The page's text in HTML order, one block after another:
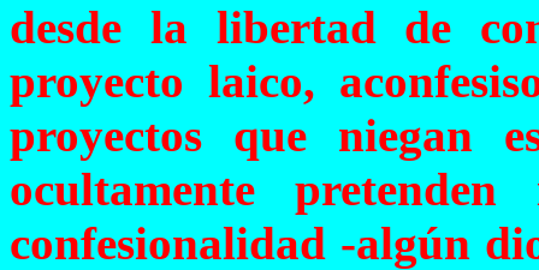
desde la libertad de
proyecto laico,
proyectos que niegan
ocultamente
confesionalidad -algún